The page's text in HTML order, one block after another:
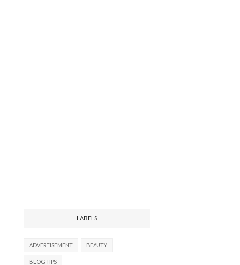
LABELS
ADVERTISEMENT BEAUTY
BLOG TIPS